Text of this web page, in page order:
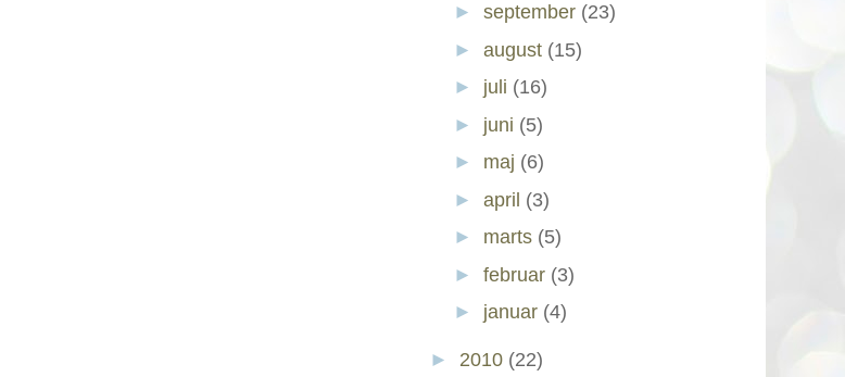
► september (23)
► august (15)
► juli (16)
► juni (5)
► maj (6)
► april (3)
► marts (5)
► februar (3)
► januar (4)
► 2010 (22)